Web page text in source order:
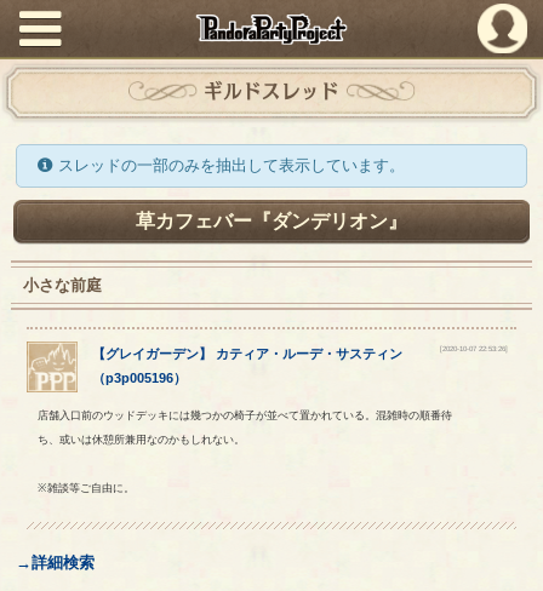
PandoraPartyProject
ギルドスレッド
スレッドの一部のみを抽出して表示しています。
草カフェバー『ダンデリオン』
小さな前庭
【グレイガーデン】 カティア ・ ルーデ・サスティン
（p3p005196）
[2020-10-07 22:53:26]
店舗入口前のウッドデッキには幾つかの椅子が並べて置かれている。混雑時の順番待
ち、或いは休憩所兼用なのかもしれない。
※雑談等ご自由に。
→詳細検索